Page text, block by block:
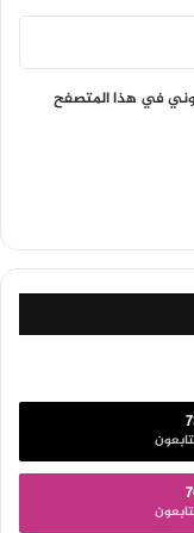
في هذا المتصفح